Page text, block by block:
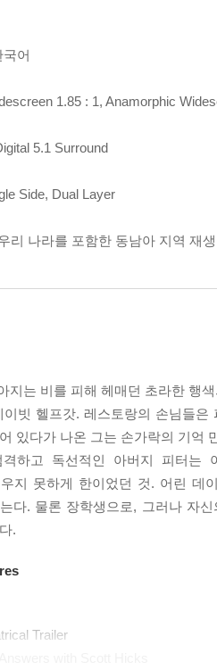
어
1.85 : 1, Anamorphic
5.1 Surround
Side, Dual Layer
리 나라를 포함한 동남아 지역 재
지는 비를 피해 헤매던 초라한 행
이빗 헬프갓. 레스토랑의 손님들
있다가 나온 그는 손가락의 기억
격하고 독선적인 아버지 피터는
지 못하게 한이었던 것. 어린 데
다. 물론 장학생으로, 그러나 자
.
Trailer